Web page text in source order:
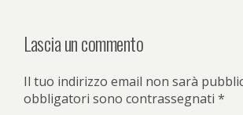
Lascia un commento
Il tuo indirizzo email non sarà
obbligatori sono contrassegnati *